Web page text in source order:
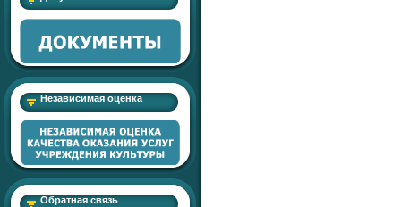
Независимая оценка
Обратная связь